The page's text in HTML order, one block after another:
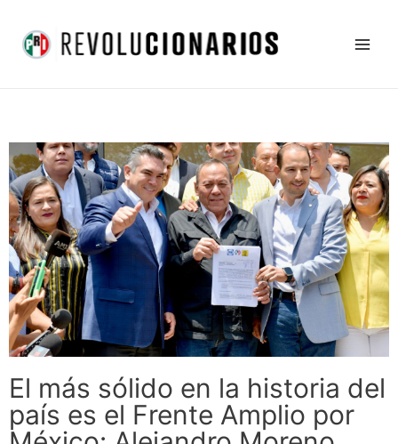
contenido
El más sólido en la historia del
país es el Frente Amplio por